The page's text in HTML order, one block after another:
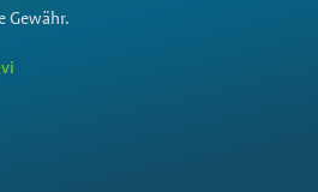
Gewähr.